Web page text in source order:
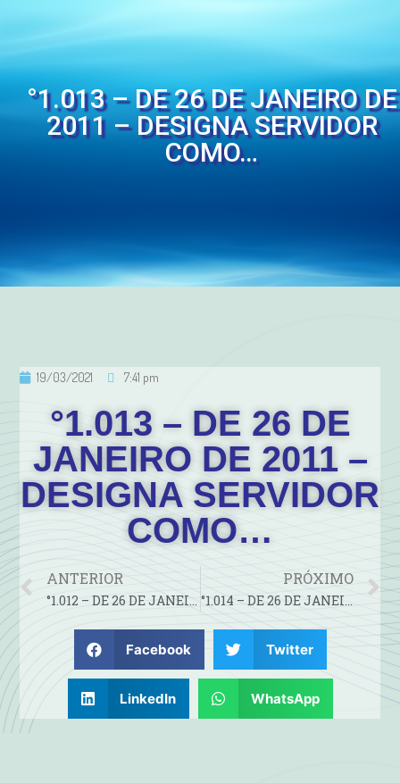
°1.013 – DE 26 DE JANEIRO DE
2011 – DESIGNA SERVIDOR
COMO…
19/03/2021 7:41 pm
°1.013 – DE 26 DE
JANEIRO DE 2011 –
DESIGNA SERVIDOR
COMO…
ANTERIOR
°1.012 – DE 26 DE JANEIRO DE 2011 – DESIGNA SERVIDOR COMO…
PRÓXIMO
°1.014 – DE 26 DE JANEIRO DE 2011 – CONCEDE FÉRIAS AO…
Facebook Twitter
LinkedIn WhatsApp